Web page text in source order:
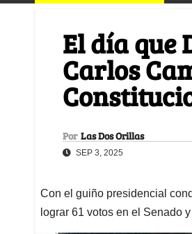
El día que
Carlos
Por Las Dos Orillas
SEP 3, 2025
Con el guiño presidencial
lograr 61 votos en el Senado